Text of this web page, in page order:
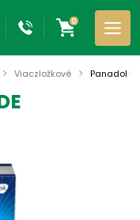
0
Viaczložkové Panadol